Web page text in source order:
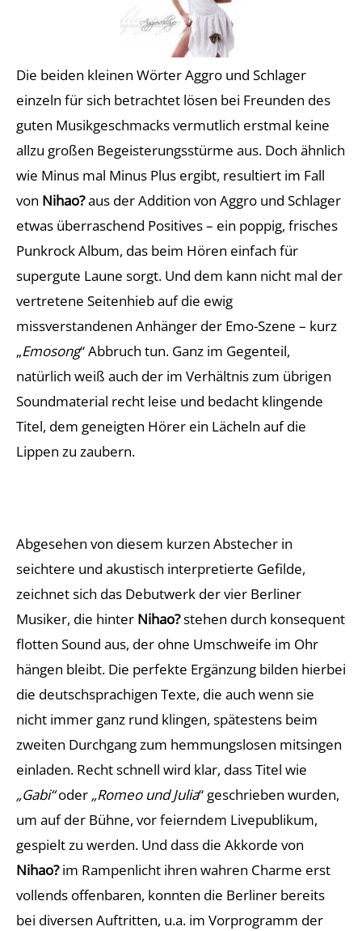
Die beiden kleinen Wörter Aggro und Schlager
einzeln für sich betrachtet lösen bei Freunden des
guten Musikgeschmacks vermutlich erstmal keine
allzu großen Begeisterungsstürme aus. Doch ähnlich
wie Minus mal Minus Plus ergibt, resultiert im Fall
von Nihao?aus der Addition von Aggro und Schlager
etwas überraschend Positives – ein poppig, frisches
Punkrock Album, das beim Hören einfach für
supergute Laune sorgt. Und dem kann nicht mal der
vertretene Seitenhieb auf die ewig
missverstandenen Anhänger der Emo-Szene – kurz
„Emosong“ Abbruch tun. Ganz im Gegenteil,
natürlich weiß auch der im Verhältnis zum übrigen
Soundmaterial recht leise und bedacht klingende
Titel, dem geneigten Hörer ein Lächeln auf die
Lippen zu zaubern.
Abgesehen von diesem kurzen Abstecher in
seichtere und akustisch interpretierte Gefilde,
zeichnet sich das Debutwerk der vier Berliner
Musiker, die hinter Nihao?stehen durch konsequent
flotten Sound aus, der ohne Umschweife im Ohr
hängen bleibt. Die perfekte Ergänzung bilden hierbei
die deutschsprachigen Texte, die auch wenn sie
nicht immer ganz rund klingen, spätestens beim
zweiten Durchgang zum hemmungslosen mitsingen
einladen. Recht schnell wird klar, dass Titel wie
„Gabi“oder „Romeo und Julia“ geschrieben wurden,
um auf der Bühne, vor feierndem Livepublikum,
gespielt zu werden. Und dass die Akkorde von
Nihao?im Rampenlicht ihren wahren Charme erst
vollends offenbaren, konnten die Berliner bereits
bei diversen Auftritten, u.a. im Vorprogramm der